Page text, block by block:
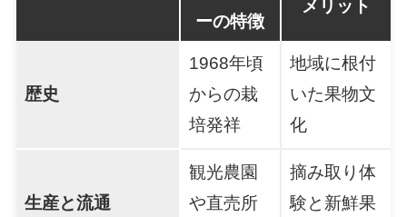
ーの特徴
メリット
歴史
1968年頃
からの栽
培発祥
地域に根付
いた果物文
化
生産と流通
観光農園
や直売所
摘み取り体
験と新鮮果